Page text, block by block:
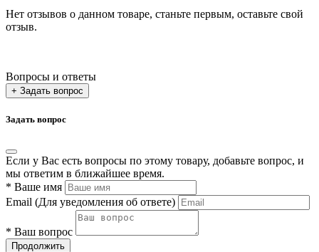
Нет отзывов о данном товаре, станьте первым, оставьте свой
отзыв.
Вопросы и ответы
+ Задать вопрос
Задать вопрос
Если у Вас есть вопросы по этому товару, добавьте вопрос, и
мы ответим в ближайшее время.
* Ваше имя
Email (Для уведомления об ответе)
* Ваш вопрос
Продолжить